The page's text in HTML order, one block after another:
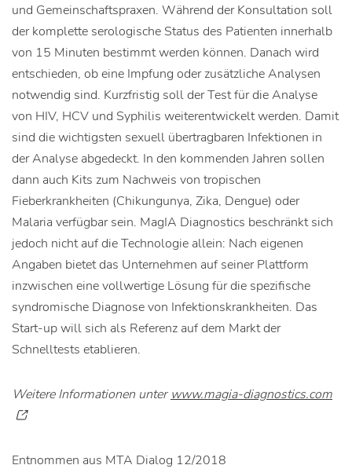
und Gemeinschaftspraxen. Während der Konsultation soll
der komplette serologische Status des Patienten innerhalb
von 15 Minuten bestimmt werden können. Danach wird
entschieden, ob eine Impfung oder zusätzliche Analysen
notwendig sind. Kurzfristig soll der Test für die Analyse
von HIV, HCV und Syphilis weiterentwickelt werden. Damit
sind die wichtigsten sexuell übertragbaren Infektionen in
der Analyse abgedeckt. In den kommenden Jahren sollen
dann auch Kits zum Nachweis von tropischen
Fieberkrankheiten (Chikungunya, Zika, Dengue) oder
Malaria verfügbar sein. MagIA Diagnostics beschränkt sich
jedoch nicht auf die Technologie allein: Nach eigenen
Angaben bietet das Unternehmen auf seiner Plattform
inzwischen eine vollwertige Lösung für die spezifische
syndromische Diagnose von Infektionskrankheiten. Das
Start-up will sich als Referenz auf dem Markt der
Schnelltests etablieren.
Weitere Informationen unter www.magia-diagnostics.com
Entnommen aus MTA Dialog 12/2018